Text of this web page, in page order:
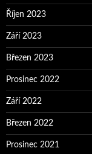
Říjen 2023
Září 2023
Březen 2023
Prosinec 2022
Září 2022
Březen 2022
Prosinec 2021